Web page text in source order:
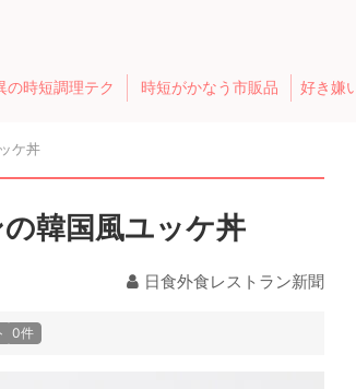
の時短調理テク 時短がかなう市販品 好き嫌
ケ丼
韓国風ユッケ丼
日食外食レストラン新聞